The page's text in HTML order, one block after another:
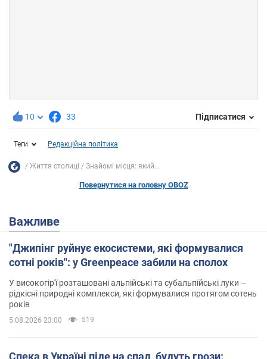
10 33 Підписатися
Теги Редакційна політика
Життя столиці Знайомі місця: який...
Повернутися на головну OBOZ
Важливе
"Джипінг руйнує екосистеми, які формувалися
сотні років": у Greenpeace забили на сполох
У високогір'ї розташовані альпійські та субальпійські луки –
рідкісні природні комплекси, які формувалися протягом сотень
років
5.08.2026 23:00 519
Спека в Україні піде на спад, будуть грози: